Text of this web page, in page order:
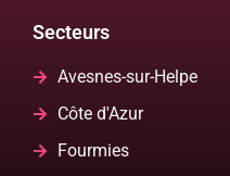
Secteurs
Avesnes-sur-Helpe
Côte d'Azur
Fourmies